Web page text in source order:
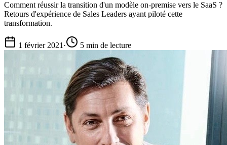
Comment réussir la transition d'un modèle on-premise vers le SaaS ?
Retours d'expérience de Sales Leaders ayant piloté cette
transformation.
1 février 2021· 5 min de lecture